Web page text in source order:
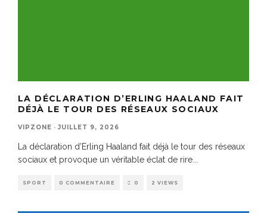
LA DÉCLARATION D’ERLING HAALAND FAIT
DÉJÀ LE TOUR DES RÉSEAUX SOCIAUX
VIPZONE · JUILLET 9, 2026
La déclaration d’Erling Haaland fait déjà le tour des réseaux
sociaux et provoque un véritable éclat de rire
SPORT 0 COMMENTAIRE 0 2 VIEWS